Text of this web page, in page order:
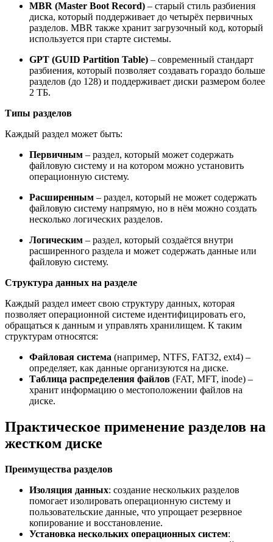
MBR (Master Boot Record) – старый стиль разбиения
диска, который поддерживает до четырёх первичных
разделов. MBR также хранит загрузочный код, который
используется при старте системы.
GPT (GUID Partition Table) – современный стандарт
разбиения, который позволяет создавать гораздо больше
разделов (до 128) и поддерживает диски размером более
2 ТБ.
Типы разделов
Каждый раздел может быть:
Первичным – раздел, который может содержать
файловую систему и на котором можно установить
операционную систему.
Расширенным – раздел, который не может содержать
файловую систему напрямую, но в нём можно создать
несколько логических разделов.
Логическим – раздел, который создаётся внутри
расширенного раздела и может содержать данные или
файловую систему.
Структура данных на разделе
Каждый раздел имеет свою структуру данных, которая
позволяет операционной системе идентифицировать его,
обращаться к данным и управлять хранилищем. К таким
структурам относятся:
Файловая система (например, NTFS, FAT32, ext4) –
определяет, как данные организуются на диске.
Таблица распределения файлов (FAT, MFT, inode) –
хранит информацию о местоположении файлов на
диске.
Практическое применение разделов на
жестком диске
Преимущества разделов
Изоляция данных: создание нескольких разделов
помогает изолировать операционную систему и
пользовательские данные, что упрощает резервное
копирование и восстановление.
Установка нескольких операционных систем: